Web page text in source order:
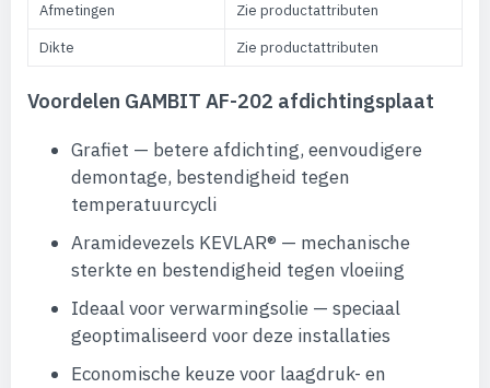
Afmetingen
Zie productattributen
Dikte
Zie productattributen
Voordelen GAMBIT AF-202 afdichtingsplaat
Grafiet — betere afdichting, eenvoudigere
demontage, bestendigheid tegen
temperatuurcycli
Aramidevezels KEVLAR® — mechanische
sterkte en bestendigheid tegen vloeiing
Ideaal voor verwarmingsolie — speciaal
geoptimaliseerd voor deze installaties
Economische keuze voor laagdruk- en